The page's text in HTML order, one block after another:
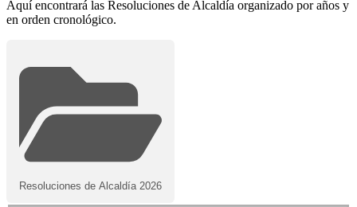
Aquí encontrará las Resoluciones de Alcaldía organizado por años y
en orden cronológico.
Resoluciones de Alcaldía 2026